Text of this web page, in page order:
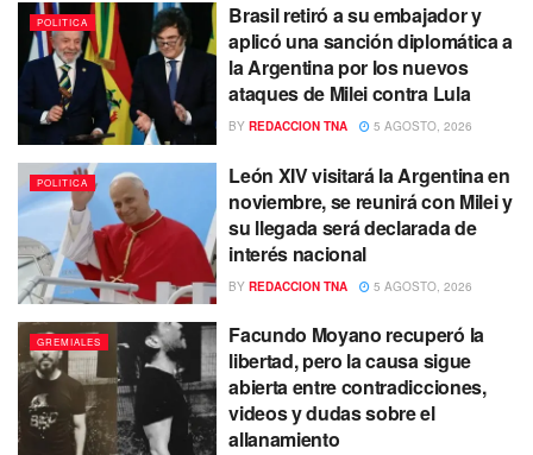
POLITICA
Brasil retiró a su embajador y
aplicó una sanción diplomática a
la Argentina por los nuevos
ataques de Milei contra Lula
BY REDACCION TNA 5 AGOSTO, 2026
POLITICA
León XIV visitará la Argentina en
noviembre, se reunirá con Milei y
su llegada será declarada de
interés nacional
BY REDACCION TNA 5 AGOSTO, 2026
GREMIALES
Facundo Moyano recuperó la
libertad, pero la causa sigue
abierta entre contradicciones,
videos y dudas sobre el
allanamiento